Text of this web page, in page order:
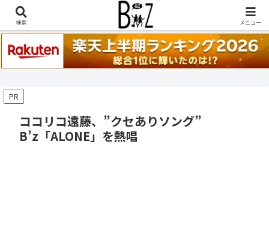
稲葉浩志『en-Zepp』『enⅣ』セトリ一覧はこちら
PR
ココリコ遠藤、”クセありソング”
B’z「ALONE」を熱唱
検索 メニュー